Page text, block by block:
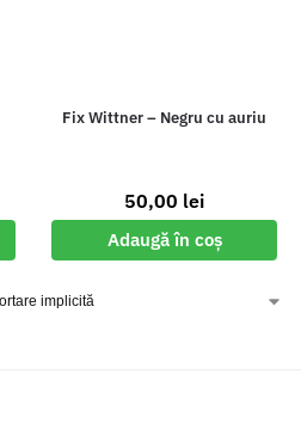
Fix Wittner – Negru cu auriu
50,00 lei
Adaugă în coș